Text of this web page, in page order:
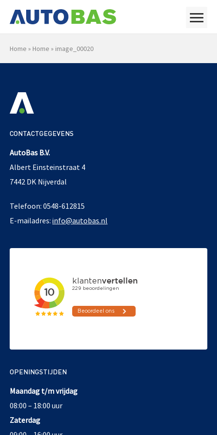
Home » Home » image_00020
CONTACTGEGEVENS
AutoBas B.V.
Albert Einsteinstraat 4
7442 DK Nijverdal
Telefoon: 0548-612815
E-mailadres: info@autobas.nl
OPENINGSTIJDEN
Maandag t/m vrijdag
08:00 – 18:00 uur
Zaterdag